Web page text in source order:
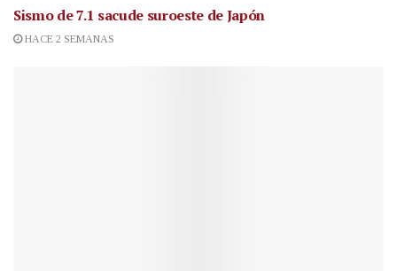
Sismo de 7.1 sacude suroeste de Japón
HACE 2 SEMANAS